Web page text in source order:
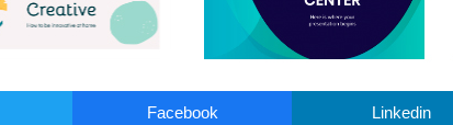
Facebook Linkedin